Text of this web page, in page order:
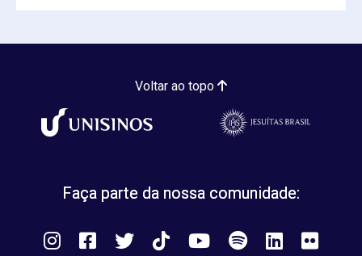
Voltar ao topo
Faça parte da nossa comunidade:
Instagram
Facebook
Twitter
TiktokYou SpotifyLinkedIn